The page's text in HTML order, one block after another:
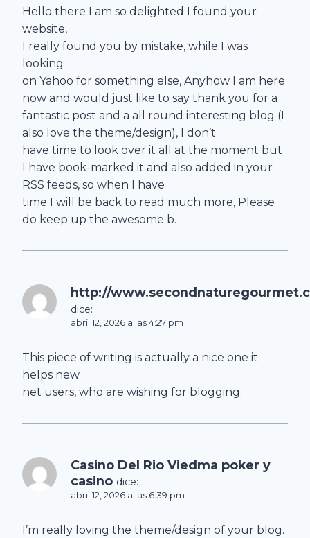
Hello there I am so delighted I found your
website,
I really found you by mistake, while I was
looking
on Yahoo for something else, Anyhow I am here
now and would just like to say thank you for a
fantastic post and a all round interesting blog (I
also love the theme/design), I don’t
have time to look over it all at the moment but
I have book-marked it and also added in your
RSS feeds, so when I have
time I will be back to read much more, Please
do keep up the awesome b.
http://
dice:
abril 12, 2026 a las 4:27 pm
This piece of writing is actually a nice one it
helps new
net users, who are wishing for blogging.
Casino Del Rio Viedma poker y
casino dice:
abril 12, 2026 a las 6:39 pm
I’m really loving the theme/design of your blog.